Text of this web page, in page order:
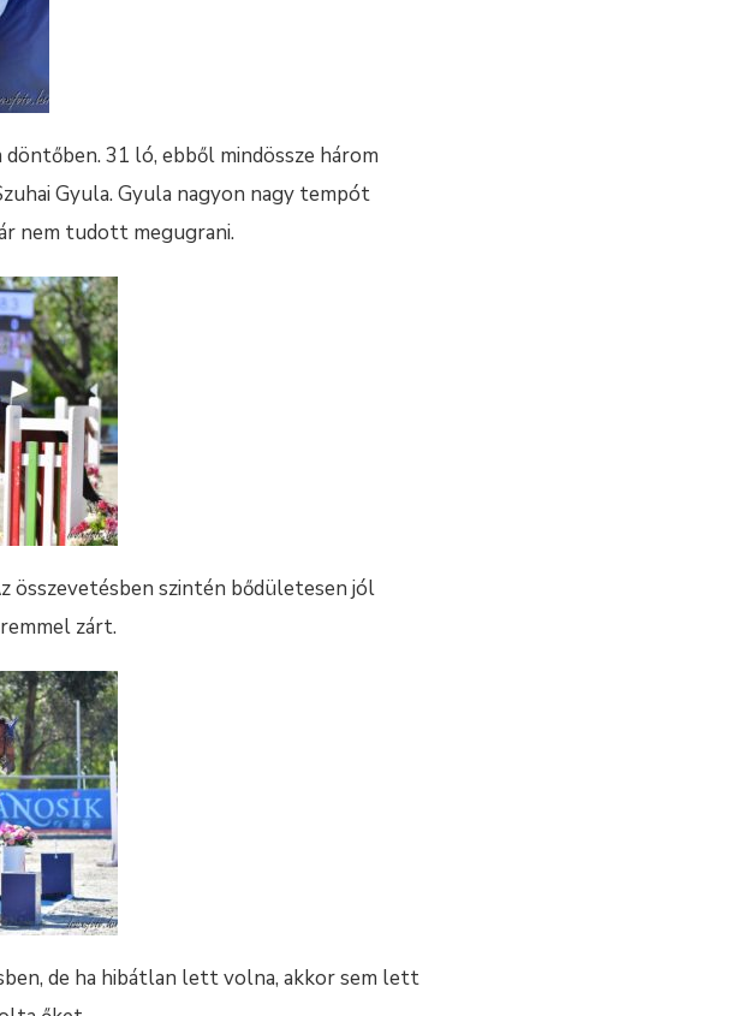
31 ló, ebből mindössze három
Gyula. Gyula nagyon nagy tempót
nem tudott megugrani.
összevetésben szintén bődületesen jól
zárt.
de ha hibátlan lett volna, akkor sem lett